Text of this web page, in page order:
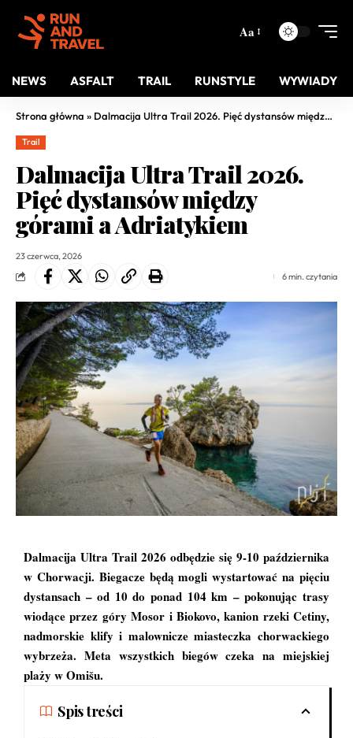
Aa
NEWS ASFALT TRAIL RUNSTYLE WYWIADY
Strona główna » Dalmacija Ultra Trail 2026. Pięć dystansów między górami a Adriatykiem
Trail
Dalmacija Ultra Trail 2026.
Pięć dystansów między
górami a Adriatykiem
23 czerwca, 2026
6 min. czytania
Dalmacija Ultra Trail 2026 odbędzie się 9-10 października
w Chorwacji. Biegacze będą mogli wystartować na pięciu
dystansach – od 10 do ponad 104 km – pokonując trasy
wiodące przez góry Mosor i Biokovo, kanion rzeki Cetiny,
nadmorskie klify i malownicze miasteczka chorwackiego
wybrzeża. Meta wszystkich biegów czeka na miejskiej
plaży w Omišu.
Spis treści